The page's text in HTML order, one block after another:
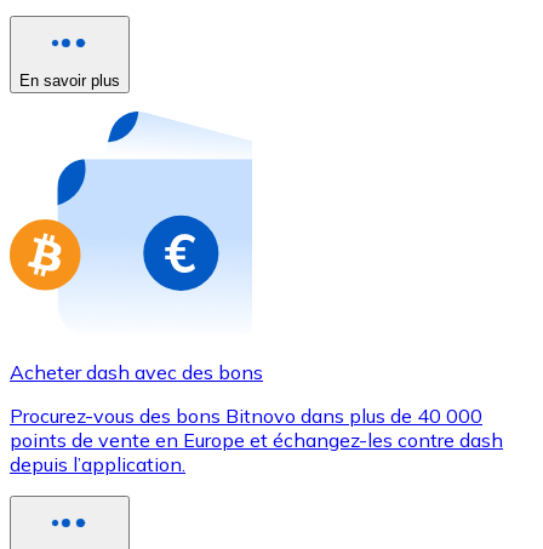
Acheter avec carte
Nouveau
Achetez des cartes-cadeaux de vos marques
Aller à la boutique de cartes-cadeaux
En savoir plus
Acheter dash avec des bons
Procurez-vous des bons Bitnovo dans plus de 40 000
points de vente en Europe et échangez-les contre dash
depuis l’application.